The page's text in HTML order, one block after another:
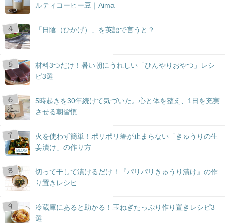
ルティコーヒー豆｜Aima
「日陰（ひかげ）」を英語で言うと？
材料3つだけ！暑い朝にうれしい「ひんやりおやつ」レシ
ピ3選
5時起きを30年続けて気づいた。心と体を整え、1日を充実
させる朝習慣
BLOG
火を使わず簡単！ポリポリ箸が止まらない「きゅうりの生
姜漬け」の作り方
切って干して漬けるだけ！『パリパリきゅうり漬け』の作
り置きレシピ
冷蔵庫にあると助かる！玉ねぎたっぷり作り置きレシピ3
選